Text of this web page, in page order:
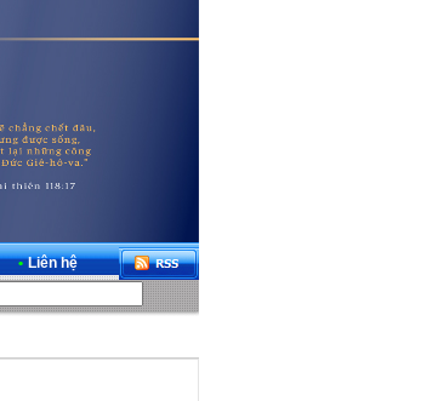
• Liên hệ